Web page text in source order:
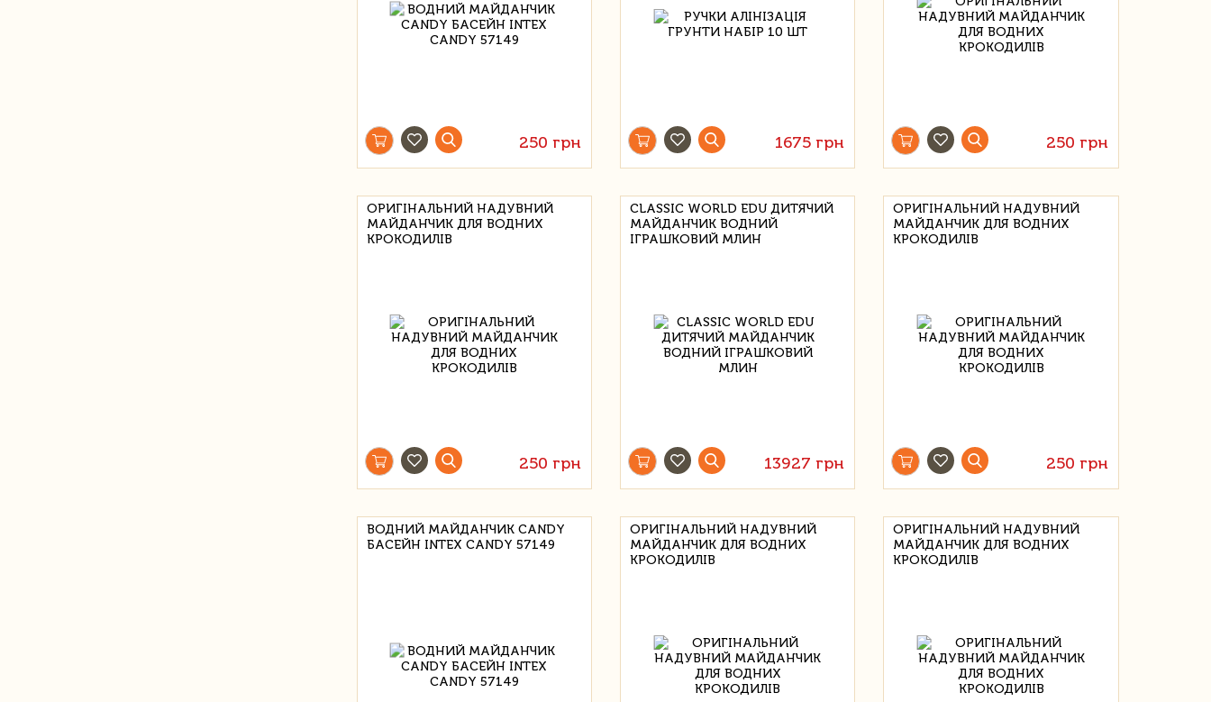
250 грн 1675 грн 250 грн
ОРИГІНАЛЬНИЙ НАДУВНИЙ
МАЙДАНЧИК ДЛЯ ВОДНИХ
КРОКОДИЛІВ
250 грн
CLASSIC WORLD EDU ДИТЯЧИЙ
МАЙДАНЧИК ВОДНИЙ
ІГРАШКОВИЙ МЛИН
13927 грн
ОРИГІНАЛЬНИЙ НАДУВНИЙ
МАЙДАНЧИК ДЛЯ ВОДНИХ
КРОКОДИЛІВ
250 грн
ВОДНИЙ МАЙДАНЧИК CANDY
БАСЕЙН INTEX CANDY 57149
ОРИГІНАЛЬНИЙ НАДУВНИЙ
МАЙДАНЧИК ДЛЯ ВОДНИХ
КРОКОДИЛІВ
ОРИГІНАЛЬНИЙ НАДУВНИЙ
МАЙДАНЧИК ДЛЯ ВОДНИХ
КРОКОДИЛІВ